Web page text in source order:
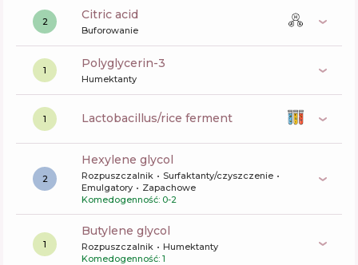
2 citric acid
Buforowanie
1 polyglycerin-3
Humektanty
1 lactobacillus/rice ferment
2
hexylene glycol
Rozpuszczalnik
Surfaktanty/czyszczenie
Emulgatory
Zapachowe
Komedogenność: 0-2
1
butylene glycol
Rozpuszczalnik
Humektanty
Komedogenność: 1